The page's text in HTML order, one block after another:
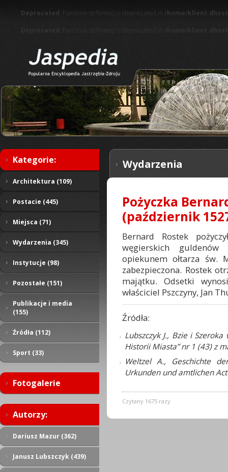
Deprecated : Function strftime() is deprecated in /home/
Kategorie:
Architektura (109)
Postacie (445)
Miejsca (71)
Wydarzenia (345)
Instytucje (98)
Pozostałe (151)
Publikacje i media
(155)
Źródła (112)
Sport (33)
Fotogalerie
Autorzy:
Dariusz Mazur (362)
Janusz Lubszczyk (439)
Wydarzenia
Pożyczka
(październik
Bernard Rostek
węgierskich
opiekunem ołtarza św.
zabezpieczona. Rostek
majątku. Odsetki
właściciel Pszczyny, Jan
Źródła:
Lubszczyk J., Bzie i
Historii Miasta” nr 1 (43) z
Weltzel A., Geschichte
Urkunden und amtlichen
Czytany 1675 razy